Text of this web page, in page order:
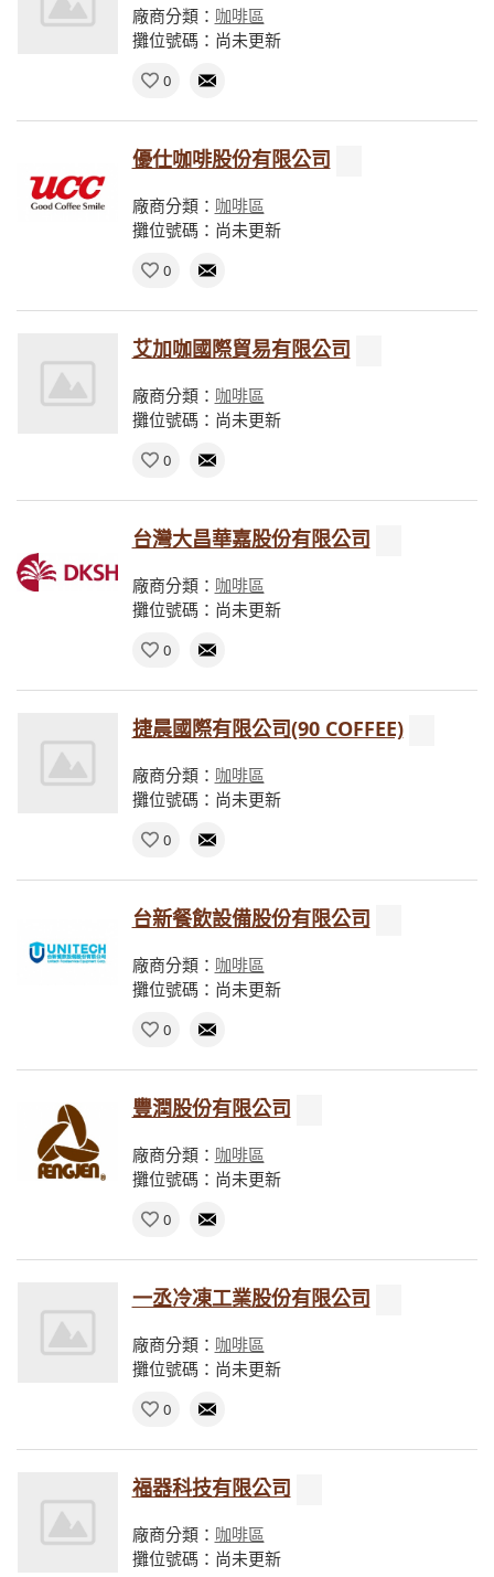
廠商分類： 咖啡區
攤位號碼：尚未更新
0
優仕咖啡股份有限公司
廠商分類： 咖啡區
攤位號碼：尚未更新
0
艾加咖國際貿易有限公司
廠商分類： 咖啡區
攤位號碼：尚未更新
0
台灣大昌華嘉股份有限公司
廠商分類： 咖啡區
攤位號碼：尚未更新
0
捷晨國際有限公司(90 COFFEE)
廠商分類： 咖啡區
攤位號碼：尚未更新
0
台新餐飲設備股份有限公司
廠商分類： 咖啡區
攤位號碼：尚未更新
0
豐潤股份有限公司
廠商分類： 咖啡區
攤位號碼：尚未更新
0
一丞冷凍工業股份有限公司
廠商分類： 咖啡區
攤位號碼：尚未更新
0
福器科技有限公司
廠商分類： 咖啡區
攤位號碼：尚未更新